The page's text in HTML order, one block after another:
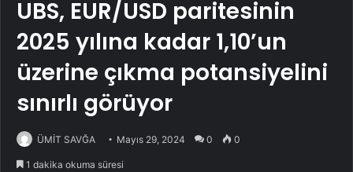
UBS, EUR/USD paritesinin
2025 yılına kadar 1,10’un
üzerine çıkma potansiyelini
sınırlı görüyor
ÜMİT SAVĞA Mayıs 29, 2024 0 0
1 dakika okuma süresi